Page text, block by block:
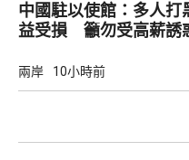
中國駐以使館：多人打
益受損 籲勿受高薪誘
兩岸 10小時前